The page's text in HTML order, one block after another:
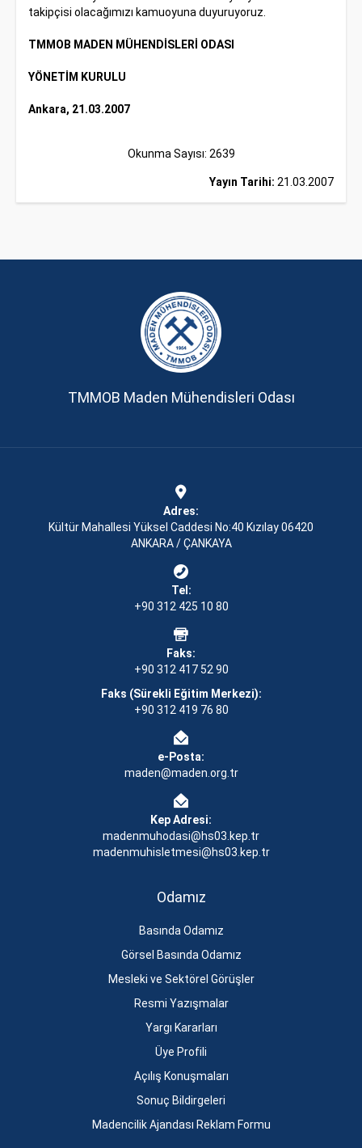
takipçisi olacağımızı kamuoyuna duyuruyoruz.
TMMOB MADEN MÜHENDİSLERİ ODASI
YÖNETİM KURULU
Ankara, 21.03.2007
Okunma Sayısı: 2639
Yayın Tarihi: 21.03.2007
TMMOB Maden Mühendisleri Odası
Adres:
Kültür Mahallesi Yüksel Caddesi No:40 Kızılay 06420
ANKARA / ÇANKAYA
Tel:
+90 312 425 10 80
Faks:
+90 312 417 52 90
Faks (Sürekli Eğitim Merkezi):
+90 312 419 76 80
e-Posta:
maden@maden.org.tr
Kep Adresi:
madenmuhodasi@hs03.kep.tr
madenmuhisletmesi@hs03.kep.tr
Odamız
Basında Odamız
Görsel Basında Odamız
Mesleki ve Sektörel Görüşler
Resmi Yazışmalar
Yargı Kararları
Üye Profili
Açılış Konuşmaları
Sonuç Bildirgeleri
Madencilik Ajandası Reklam Formu